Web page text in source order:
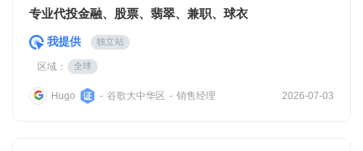
专业代投金融、股票、翡翠、兼职、球衣
我提供 独立站
区域： 全球
Hugo - 谷歌大中华区 - 销售经理 2026-07-03